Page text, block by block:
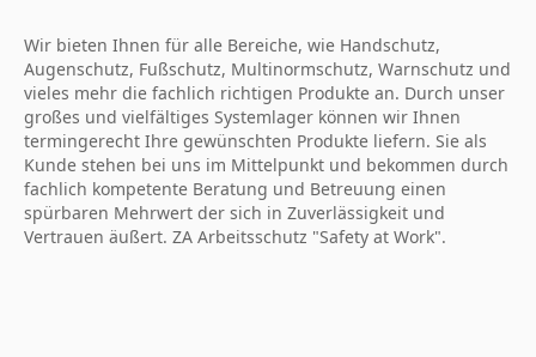
Wir bieten Ihnen für alle Bereiche, wie Handschutz,
Augenschutz, Fußschutz, Multinormschutz, Warnschutz und
vieles mehr die fachlich richtigen Produkte an. Durch unser
großes und vielfältiges Systemlager können wir Ihnen
termingerecht Ihre gewünschten Produkte liefern. Sie als
Kunde stehen bei uns im Mittelpunkt und bekommen durch
fachlich kompetente Beratung und Betreuung einen
spürbaren Mehrwert der sich in Zuverlässigkeit und
Vertrauen äußert. ZA Arbeitsschutz "Safety at Work".